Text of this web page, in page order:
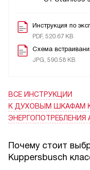
Управление
первого раза, потому
не занимает много
процесс, что удобно
подряд. В общем,
помощником на кухне.
Инструкция по
PDF, 520.67 KB
Схема
JPG, 590.58 KB
ВСЕ ИНСТРУКЦИИ
К ДУХОВЫМ ШКАФАМ
ЭНЕРГОПОТРЕБЛЕНИЯ
Почему стоит
Kuppersbusch